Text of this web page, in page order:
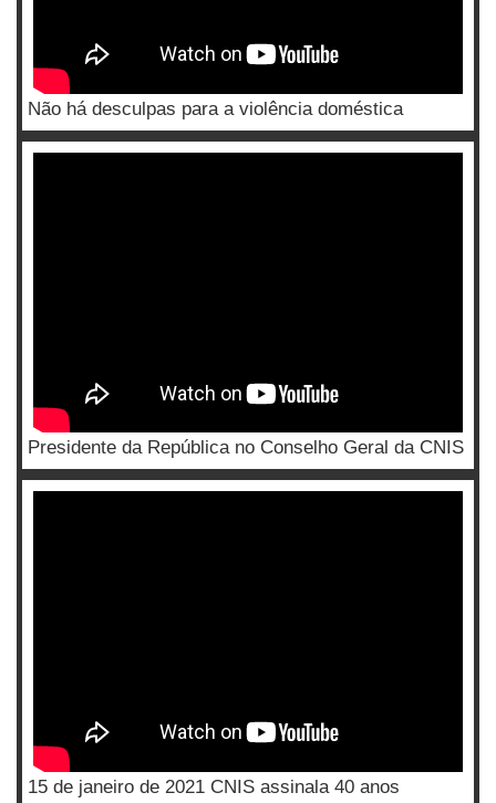
Não há desculpas para a violência doméstica
Presidente da República no Conselho Geral da CNIS
15 de janeiro de 2021 CNIS assinala 40 anos